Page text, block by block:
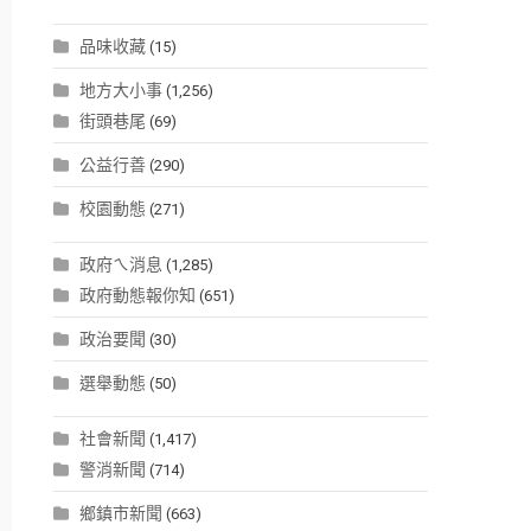
品味收藏 (15)
地方大小事 (1,256)
街頭巷尾 (69)
公益行善 (290)
校園動態 (271)
政府ㄟ消息 (1,285)
政府動態報你知 (651)
政治要聞 (30)
選舉動態 (50)
社會新聞 (1,417)
警消新聞 (714)
鄉鎮市新聞 (663)